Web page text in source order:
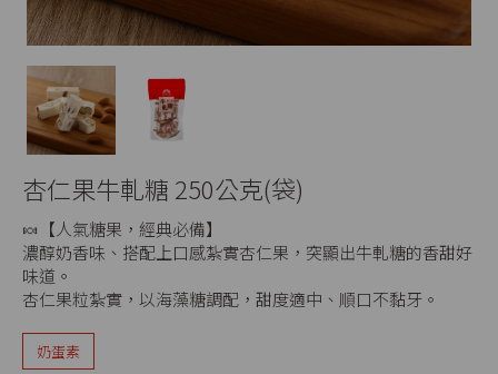
杏仁果牛軋糖 250公克(袋)
🍬【人氣糖果，經典必備】
濃醇奶香味、搭配上口感紮實杏仁果，突顯出牛軋糖的香甜好
味道。
杏仁果粒紮實，以海藻糖調配，甜度適中、順口不黏牙。
奶蛋素